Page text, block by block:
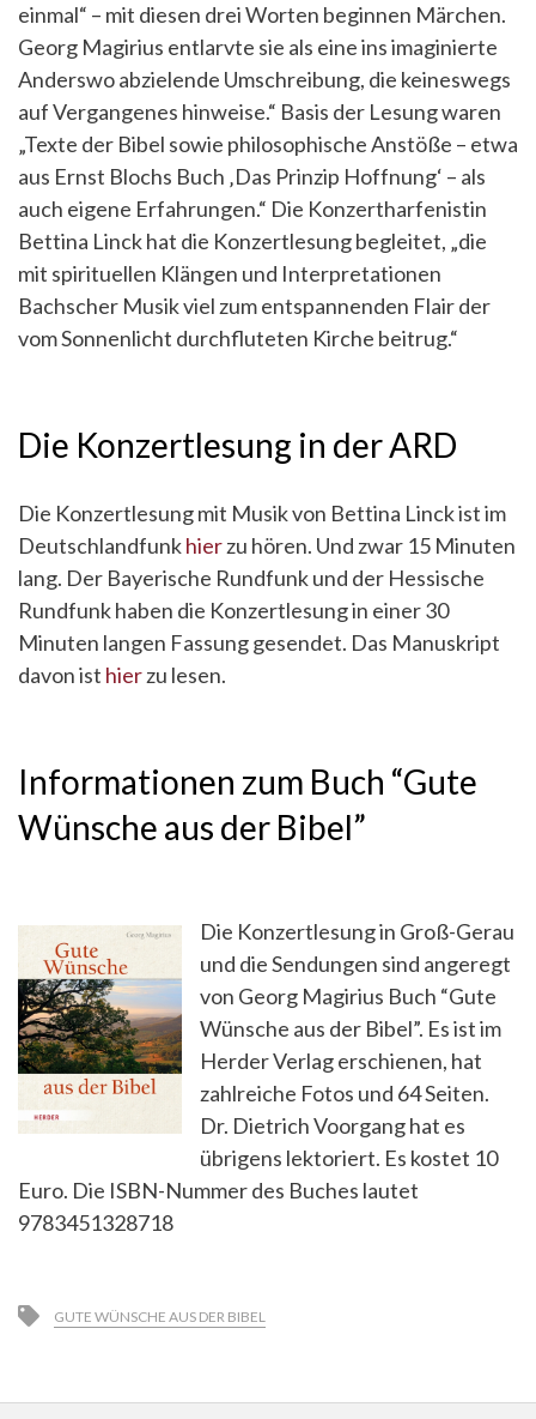
einmal“ – mit diesen drei Worten beginnen Märchen.
Georg Magirius entlarvte sie als eine ins imaginierte
Anderswo abzielende Umschreibung, die keineswegs
auf Vergangenes hinweise.“ Basis der Lesung waren
„Texte der Bibel sowie philosophische Anstöße – etwa
aus Ernst Blochs Buch ‚Das Prinzip Hoffnung‘ – als
auch eigene Erfahrungen.“ Die Konzertharfenistin
Bettina Linck hat die Konzertlesung begleitet, „die
mit spirituellen Klängen und Interpretationen
Bachscher Musik viel zum entspannenden Flair der
vom Sonnenlicht durchfluteten Kirche beitrug.“
Die Konzertlesung in der ARD
Die Konzertlesung mit Musik von Bettina Linck ist im
Deutschlandfunkhierzu hören. Und zwar 15 Minuten
lang. Der Bayerische Rundfunk und der Hessische
Rundfunk haben die Konzertlesung in einer 30
Minuten langen Fassung gesendet. Das Manuskript
davon ist hierzu lesen.
Informationen zum Buch “Gute
Wünsche aus der Bibel”
Die Konzertlesung in Groß-Gerau
und die Sendungen sind angeregt
von Georg Magirius Buch “Gute
Wünsche aus der Bibel”. Es ist im
Herder Verlag erschienen, hat
zahlreiche Fotos und 64 Seiten.
Dr. Dietrich Voorgang hat es
übrigens lektoriert. Es kostet 10
Euro. Die ISBN-Nummer des Buches lautet
9783451328718
GUTE WÜNSCHE AUS DER BIBEL